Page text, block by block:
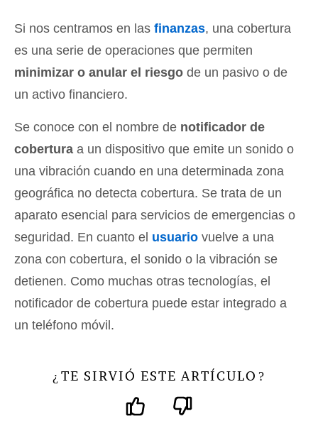
Si nos centramos en las finanzas, una cobertura
es una serie de operaciones que permiten
minimizar o anular el riesgo de un pasivo o de
un activo financiero.
Se conoce con el nombre de notificador de
cobertura a un dispositivo que emite un sonido o
una vibración cuando en una determinada zona
geográfica no detecta cobertura. Se trata de un
aparato esencial para servicios de emergencias o
seguridad. En cuanto el usuario vuelve a una
zona con cobertura, el sonido o la vibración se
detienen. Como muchas otras tecnologías, el
notificador de cobertura puede estar integrado a
un teléfono móvil.
¿ TE SIRVIÓ ESTE ARTÍCULO ?